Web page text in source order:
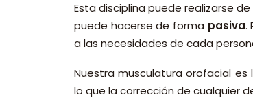
Esta disciplina puede realizarse
puede hacerse de forma pasiva.
a las necesidades de cada
Nuestra musculatura orofacial
lo que la corrección de cualquier